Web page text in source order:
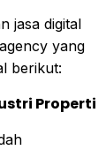
jasa digital
yang
berikut:
Properti